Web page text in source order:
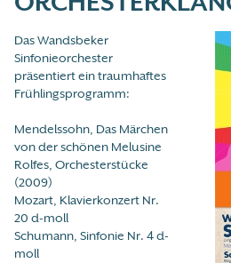
Das Wandsbeker
Sinfonieorchester
präsentiert ein traumhaftes
Frühlingsprogramm:
Mendelssohn, Das Märchen
von der schönen Melusine
Rolfes, Orchesterstücke
(2009)
Mozart, Klavierkonzert Nr.
20 d-moll
Schumann, Sinfonie Nr. 4 d-
moll